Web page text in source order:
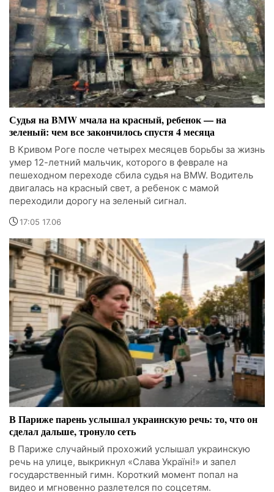
Судья на BMW мчала на красный, ребенок — на
зеленый: чем все закончилось спустя 4 месяца
В Кривом Роге после четырех месяцев борьбы за жизнь
умер 12-летний мальчик, которого в феврале на
пешеходном переходе сбила судья на BMW. Водитель
двигалась на красный свет, а ребенок с мамой
переходили дорогу на зеленый сигнал.
17:05 17.06
В Париже парень услышал украинскую речь: то, что он
сделал дальше, тронуло сеть
В Париже случайный прохожий услышал украинскую
речь на улице, выкрикнул «Слава Україні!» и запел
государственный гимн. Короткий момент попал на
видео и мгновенно разлетелся по соцсетям.